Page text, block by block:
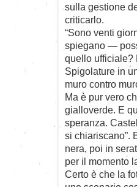
sulla gestione
criticarlo.
“Sono venti
spiegano —
quello ufficiale?
Spigolature in
muro contro
Ma è pur vero
gialloverde. E
speranza.
si chiariscano”.
nera, poi in
per il momento
Certo è che la